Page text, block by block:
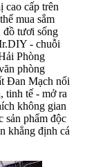
cao cấp trên
mua sắm
đồ tươi sống
- chuỗi
Phòng
phòng
Đan Mạch nổi
tinh tế - mở ra
không gian
sản phẩm độc
khẳng định cá